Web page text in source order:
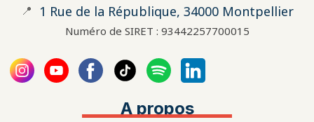
📍 1 Rue de la République, 34000 Montpellier
Numéro de SIRET : 93442257700015
A propos